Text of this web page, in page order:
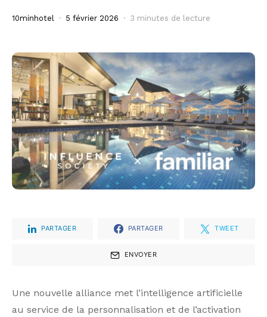
10minhotel 5 février 2026 3 minutes de lecture
PARTAGER PARTAGER TWEET
ENVOYER
Une nouvelle alliance met l’intelligence artificielle
au service de la personnalisation et de l’activation